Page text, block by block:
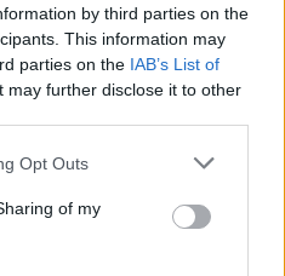
by third parties on the
This information may
parties on the IAB’s List of
may further disclose it to other
Opt Outs
of my
για τις
κάνει θραύση
έχει κάνει την
ευρωεκλογές του Μαΐου,
εκστρατεία “το ελάχιστο
χρήστες καλούνται να
να ψηφίσουν μαζί. View